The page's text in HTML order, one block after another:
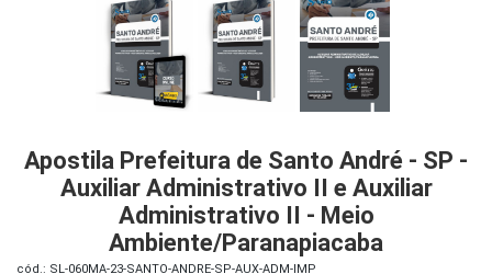
Apostila Prefeitura de Santo André - SP -
Auxiliar Administrativo II e Auxiliar
Administrativo II - Meio
Ambiente/Paranapiacaba
cód.: SL-060MA-23-SANTO-ANDRE-SP-AUX-ADM-IMP